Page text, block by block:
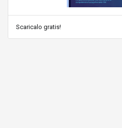
Scaricalo gratis!